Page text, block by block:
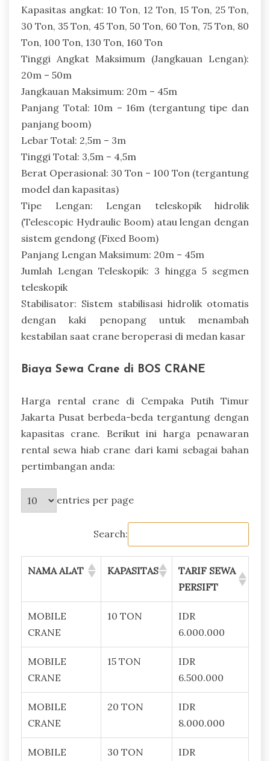
Kapasitas angkat: 10 Ton, 12 Ton, 15 Ton, 25 Ton,
30 Ton, 35 Ton, 45 Ton, 50 Ton, 60 Ton, 75 Ton, 80
Ton, 100 Ton, 130 Ton, 160 Ton
Tinggi Angkat Maksimum (Jangkauan Lengan):
20m – 50m
Jangkauan Maksimum: 20m – 45m
Panjang Total: 10m – 16m (tergantung tipe dan
panjang boom)
Lebar Total: 2,5m – 3m
Tinggi Total: 3,5m – 4,5m
Berat Operasional: 30 Ton – 100 Ton (tergantung
model dan kapasitas)
Tipe Lengan: Lengan teleskopik hidrolik
(Telescopic Hydraulic Boom) atau lengan dengan
sistem gendong (Fixed Boom)
Panjang Lengan Maksimum: 20m – 45m
Jumlah Lengan Teleskopik: 3 hingga 5 segmen
teleskopik
Stabilisator: Sistem stabilisasi hidrolik otomatis
dengan kaki penopang untuk menambah
kestabilan saat crane beroperasi di medan kasar
Biaya Sewa Crane di BOS CRANE
Harga rental crane di Cempaka Putih Timur
Jakarta Pusat berbeda-beda tergantung dengan
kapasitas crane. Berikut ini harga penawaran
rental sewa hiab crane dari kami sebagai bahan
pertimbangan anda:
entries per page
Search:
NAMA ALAT KAPASITAS
TARIF SEWA
PERSIFT
MOBILE
CRANE
10 TON
IDR
6.000.000
MOBILE
CRANE
15 TON
IDR
6.500.000
MOBILE
CRANE
20 TON
IDR
8.000.000
MOBILE
30 TON
IDR